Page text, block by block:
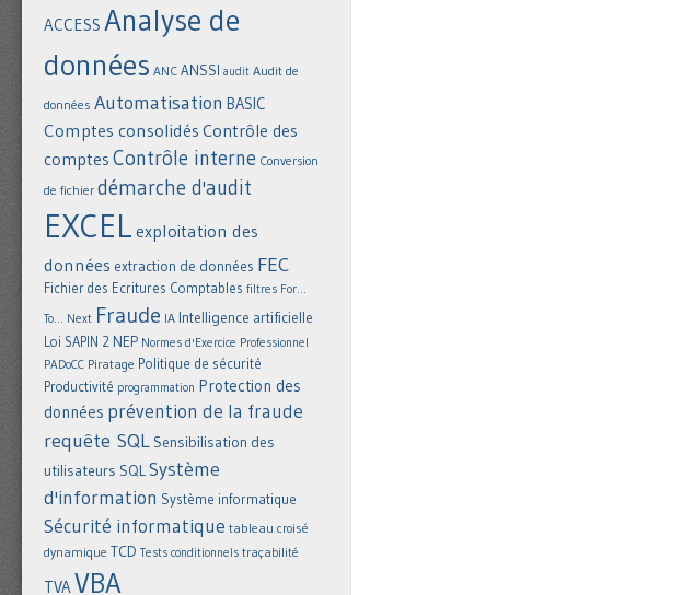
ACCESS Analyse de
données ANC ANSSI audit Audit de
données Automatisation BASIC
Comptes consolidés Contrôle des
comptes Contrôle interne Conversion
de fichier démarche d'audit
EXCEL exploitation des
données extraction de données FEC
Fichier des Ecritures Comptables filtres For...
To... Next Fraude IA Intelligence artificielle
Loi SAPIN 2 NEP Normes d'Exercice Professionnel
PADoCC Piratage Politique de sécurité
Productivité programmation Protection des
données prévention de la fraude
requête SQL Sensibilisation des
utilisateurs SQLSystème
d'information Système informatique
Sécurité informatique tableau croisé
dynamique TCD Tests conditionnels traçabilité
TVAVBA